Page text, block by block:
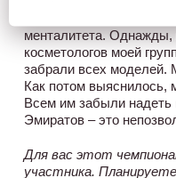
менталитета. Однажды,
косметологов моей
забрали всех
Как потом выяснилось,
Всем им забыли
Эмиратов – это
Для вас этот
участника.